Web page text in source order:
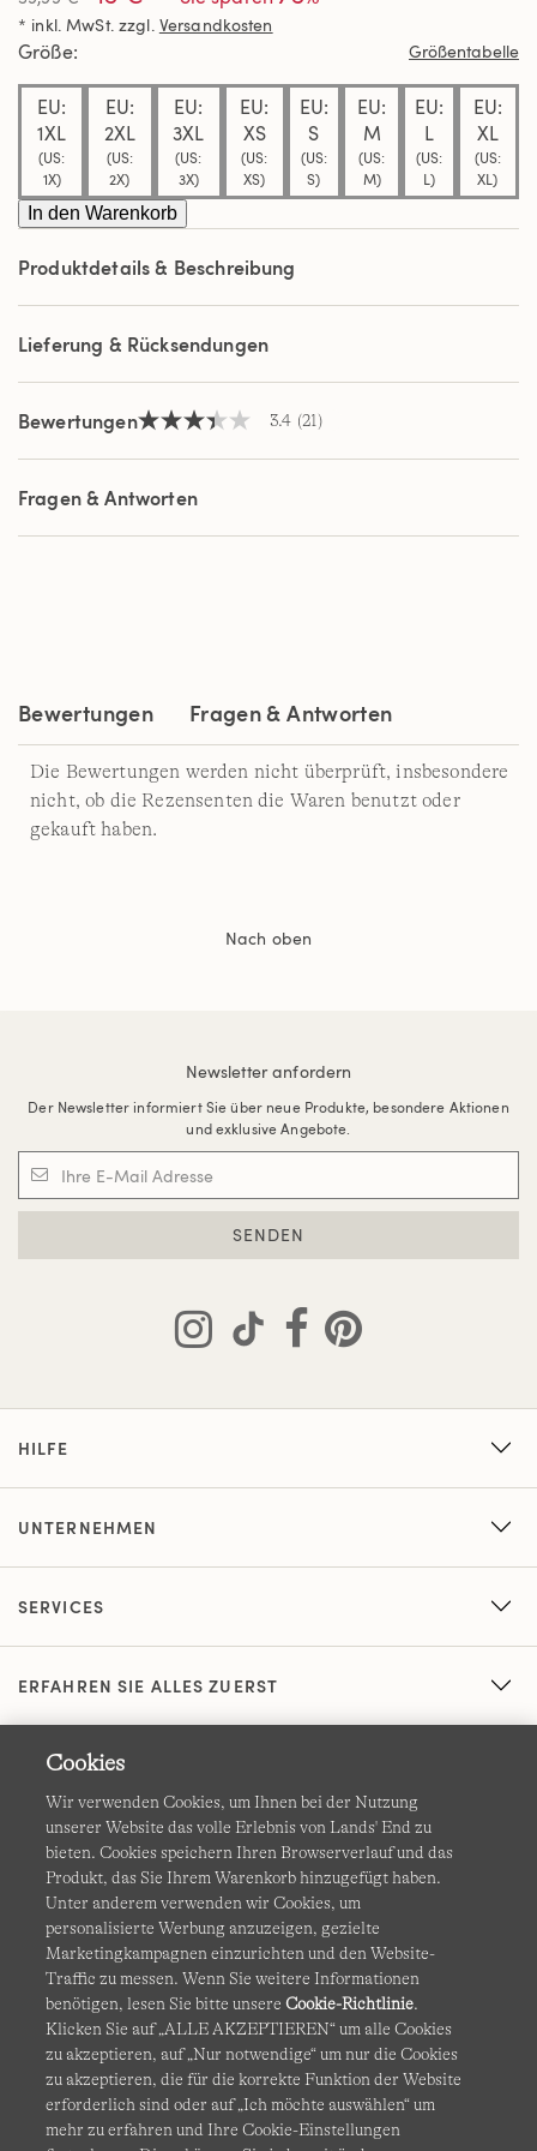
5
Sternen,
Durchschnittswert
Bewertung.
Read
Reviews.
Link
auf
derselben
Seite.
* inkl. MwSt. zzgl. Versandkosten
Größe Größentabelle
EU:
1XL
(US:
1X)
EU:
2XL
(US:
2X)
EU:
3XL
(US:
3X)
EU:
XS
(US:
XS)
EU:
S
(US:
S)
EU:
M
(US:
M)
EU:
L
(US:
L)
EU:
XL
(US:
XL)
In den Warenkorb
Produktdetails & Beschreibung
Lieferung & Rücksendungen
Bewertungen3.4
5
Sternen,
Durchschnittswert
Bewertung.
3.4 (21)
Fragen & Antworten
Bewertungen Fragen & Antworten
Die Bewertungen werden nicht überprüft, insbesondere
nicht, ob die Rezensenten die Waren benutzt oder
gekauft haben.
Nach oben
Newsletter anfordern
Der Newsletter informiert Sie über neue Produkte, besondere Aktionen
und exklusive Angebote.
SENDEN
HILFE
UNTERNEHMEN
SERVICES
ERFAHREN SIE ALLES ZUERST
AGB Datenschutz & Sicherheit
Cookies Ich möchte auswählen Barrierefreiheit
Site Map Internationale Websites
Diese Website ist durch reCAPTCHA geschützt. Es gelten die
Datenschutzerklärung undNutzungsbedingungenvon
Google.
Cookies
Wir verwenden Cookies, um Ihnen bei der Nutzung
unserer Website das volle Erlebnis von Lands' End zu
bieten. Cookies speichern Ihren Browserverlauf und das
Produkt, das Sie Ihrem Warenkorb hinzugefügt haben.
Unter anderem verwenden wir Cookies, um
personalisierte Werbung anzuzeigen, gezielte
Marketingkampagnen einzurichten und den Website-
Traffic zu messen. Wenn Sie weitere Informationen
benötigen, lesen Sie bitte unsereCookie-Richtlinie.
Klicken Sie auf „ALLE AKZEPTIEREN“ um alle Cookies
zu akzeptieren, auf „Nur notwendige“ um nur die Cookies
zu akzeptieren, die für die korrekte Funktion der Website
erforderlich sind oder auf „Ich möchte auswählen“ um
mehr zu erfahren und Ihre Cookie-Einstellungen